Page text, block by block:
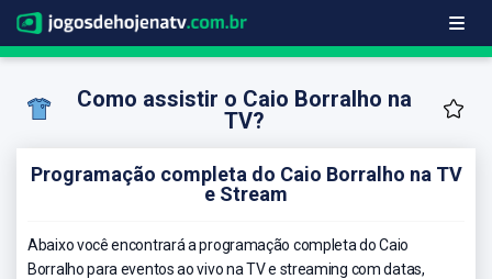
Como assistir o Caio Borralho na
TV?
Programação completa do Caio Borralho na TV
e Stream
Abaixo você encontrará a programação completa do Caio
Borralho para eventos ao vivo na TV e streaming com datas,